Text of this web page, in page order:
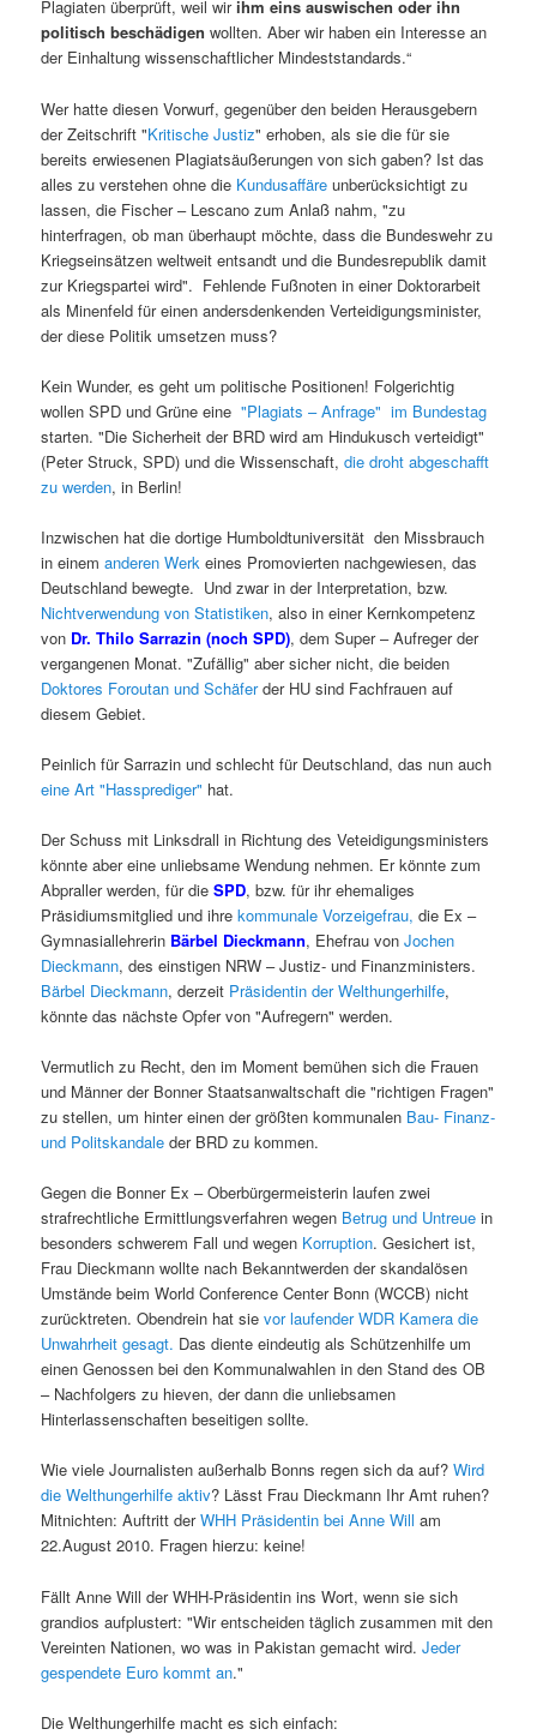
Plagiaten überprüft, weil wirihm eins auswischen oder ihn
politisch beschädigenwollten. Aber wir haben ein Interesse an
der Einhaltung wissenschaftlicher Mindeststandards.“
Wer hatte diesen Vorwurf, gegenüber den beiden Herausgebern
der Zeitschrift "Kritische Justiz" erhoben, als sie die für sie
bereits erwiesenen Plagiatsäußerungen von sich gaben? Ist das
alles zu verstehen ohne die Kundusaffäre unberücksichtigt zu
lassen, die Fischer – Lescano zum Anlaß nahm, "zu
hinterfragen, ob man überhaupt möchte, dass die Bundeswehr zu
Kriegseinsätzen weltweit entsandt und die Bundesrepublik damit
zur Kriegspartei wird". Fehlende Fußnoten in einer Doktorarbeit
als Minenfeld für einen andersdenkenden Verteidigungsminister,
der diese Politik umsetzen muss?
Kein Wunder, es geht um politische Positionen! Folgerichtig
wollen SPD und Grüne eine"Plagiats – Anfrage" im Bundestag
starten. "Die Sicherheit der BRD wird am Hindukusch verteidigt"
(Peter Struck, SPD) und die Wissenschaft,die droht abgeschafft
zu werden, in Berlin!
Inzwischen hat die dortige Humboldtuniversität den Missbrauch
in einemanderen Werkeines Promovierten nachgewiesen, das
Deutschland bewegte. Und zwar in der Interpretation, bzw.
Nichtverwendung von Statistiken, also in einer Kernkompetenz
von Dr. Thilo Sarrazin (noch SPD), dem Super – Aufreger der
vergangenen Monat. "Zufällig" aber sicher nicht, die beiden
Doktores Foroutan und Schäferder HU sind Fachfrauen auf
diesem Gebiet.
Peinlich für Sarrazin und schlecht für Deutschland, das nun auch
eine Art "Hassprediger" hat.
Der Schuss mit Linksdrall in Richtung des Veteidigungsministers
könnte aber eine unliebsame Wendung nehmen. Er könnte zum
Abpraller werden, für dieSPD, bzw. für ihr ehemaliges
Präsidiumsmitglied und ihrekommunale Vorzeigefrau, die Ex –
Gymnasiallehrerin Bärbel Dieckmann, Ehefrau vonJochen
Dieckmann, des einstigen NRW – Justiz- und Finanzministers.
Bärbel Dieckmann, derzeit Präsidentin der Welthungerhilfe,
könnte das nächste Opfer von "Aufregern" werden.
Vermutlich zu Recht, den im Moment bemühen sich die Frauen
und Männer der Bonner Staatsanwaltschaft die "richtigen Fragen"
zu stellen, um hinter einen der größten kommunalen Bau- Finanz-
und Politskandale der BRD zu kommen.
Gegen die Bonner Ex – Oberbürgermeisterin laufen zwei
strafrechtliche Ermittlungsverfahren wegen Betrug und Untreuein
besonders schwerem Fall und wegen Korruption. Gesichert ist,
Frau Dieckmann wollte nach Bekanntwerden der skandalösen
Umstände beim World Conference Center Bonn (WCCB) nicht
zurücktreten. Obendrein hat sievor laufender WDR Kamera die
Unwahrheit gesagt. Das diente eindeutig als Schützenhilfe um
einen Genossen bei den Kommunalwahlen in den Stand des OB
– Nachfolgers zu hieven, der dann die unliebsamen
Hinterlassenschaften beseitigen sollte.
Wie viele Journalisten außerhalb Bonns regen sich da auf?Wird
die Welthungerhilfe aktiv? Lässt Frau Dieckmann Ihr Amt ruhen?
Mitnichten: Auftritt derWHH Präsidentin bei Anne Willam
22.August 2010. Fragen hierzu: keine!
Fällt Anne Will der WHH-Präsidentin ins Wort, wenn sie sich
grandios aufplustert: "Wir entscheiden täglich zusammen mit den
Vereinten Nationen, wo was in Pakistan gemacht wird.Jeder
gespendete Euro kommt an."
Die Welthungerhilfe macht es sich einfach: